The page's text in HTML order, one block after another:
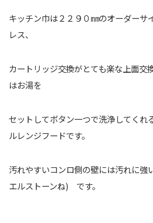
キッチン巾は２２９０㎜のオーダーサ
レス、
カートリッジ交換がとても楽な上面交
はお湯を
セットしてボタン一つで洗浄してくれ
ルレンジフードです。
汚れやすいコンロ側の壁には汚れに強
エルストーンね) です。